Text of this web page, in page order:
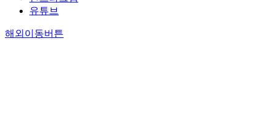
유튜브
해외이동버튼